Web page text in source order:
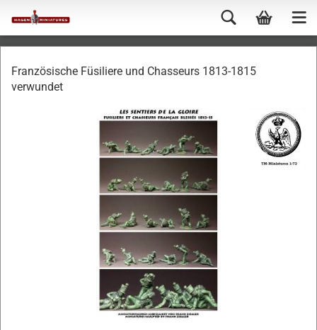
Französische Füsiliere und Chasseurs 1813-1815
verwundet